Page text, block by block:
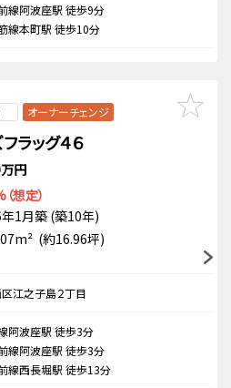
線阿波座駅 徒歩9分
線本町駅 徒歩10分
オーナーチェンジ
ラッグ４６
円
想定）
1月築 (築10年)
(約16.96坪)
江之子島２丁目
阿波座駅 徒歩3分
線阿波座駅 徒歩3分
線西長堀駅 徒歩13分